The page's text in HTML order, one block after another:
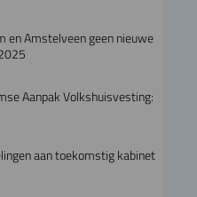
en Amstelveen geen nieuwe
Aanpak Volkshuisvesting:
aan toekomstig kabinet